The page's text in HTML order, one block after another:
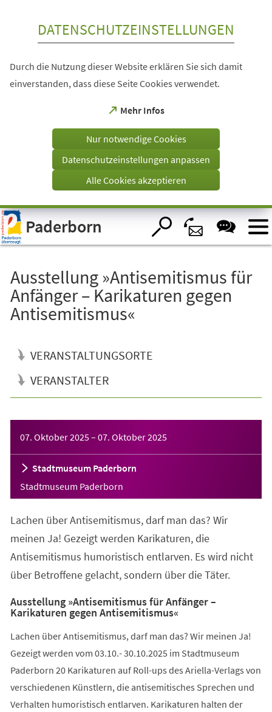
Visuelle
Assistenzsoftware
öffnen.
DATENSCHUTZEINSTELLUNGEN
Durch die Nutzung dieser Website erklären Sie sich damit
einverstanden, dass diese Seite Cookies verwendet.
Mehr Infos
(Öffnet
einem
Tab)
Nur notwendige Cookies
Datenschutzeinstellungen anpassen
Alle Cookies akzeptieren
Paderborn
Ausstellung »Antisemitismus für
Anfänger – Karikaturen gegen
Antisemitismus«
VERANSTALTUNGSORTE
VERANSTALTER
07. Oktober 2025– 07. Oktober 2025
Stadtmuseum Paderborn
Stadtmuseum Paderborn
Lachen über Antisemitismus, darf man das? Wir
meinen Ja! Gezeigt werden Karikaturen, die
Antisemitismus humoristisch entlarven. Es wird nicht
über Betroffene gelacht, sondern über die Täter.
Ausstellung »Antisemitismus für Anfänger –
Karikaturen gegen Antisemitismus«
Lachen über Antisemitismus, darf man das? Wir meinen Ja!
Gezeigt werden vom 03.10.- 30.10.2025 im Stadtmuseum
Paderborn 20 Karikaturen auf Roll-ups des Ariella-Verlags von
verschiedenen Künstlern, die antisemitisches Sprechen und
Verhalten humoristisch entlarven. Karikaturen halten der